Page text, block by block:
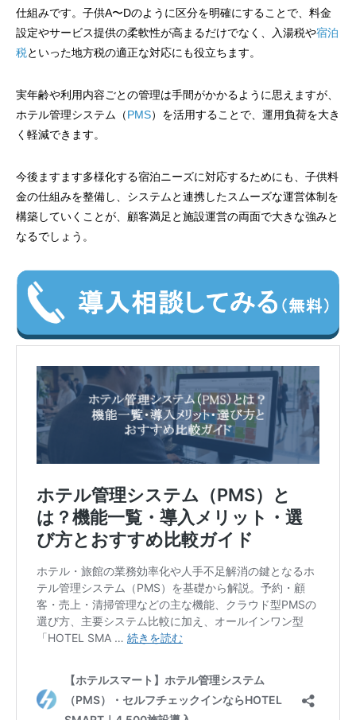
仕組みです。子供A〜Dのように区分を明確にすることで、料金
設定やサービス提供の柔軟性が高まるだけでなく、入湯税や宿泊
税といった地方税の適正な対応にも役立ちます。
実年齢や利用内容ごとの管理は手間がかかるように思えますが、
ホテル管理システム（PMS）を活用することで、運用負荷を大き
く軽減できます。
今後ますます多様化する宿泊ニーズに対応するためにも、子供料
金の仕組みを整備し、システムと連携したスムーズな運営体制を
構築していくことが、顧客満足と施設運営の両面で大きな強みと
なるでしょう。